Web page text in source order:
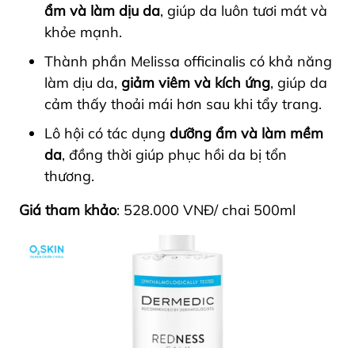
ẩm và làm dịu da, giúp da luôn tươi mát và
khỏe mạnh.
Thành phần Melissa officinalis có khả năng
làm dịu da, giảm viêm và kích ứng, giúp da
cảm thấy thoải mái hơn sau khi tẩy trang.
Lô hội có tác dụng dưỡng ẩm và làm mềm
da, đồng thời giúp phục hồi da bị tổn
thương.
Giá tham khảo: 528.000 VNĐ/ chai 500ml